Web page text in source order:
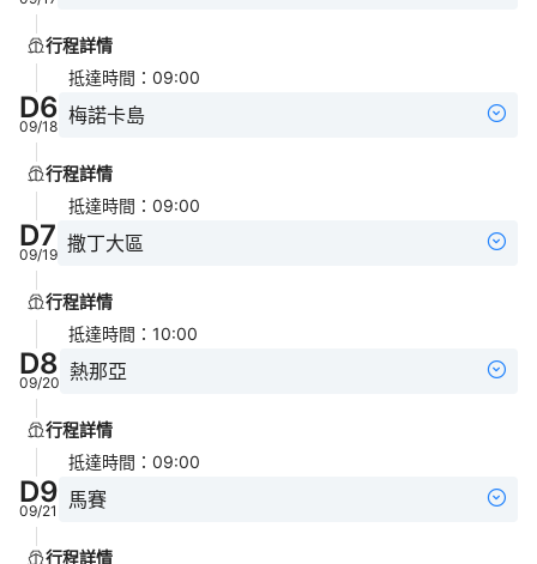
行程詳情
抵達時間 ： 09:00
D6
09/18 梅諾卡島
行程詳情
抵達時間 ： 09:00
D7
09/19 撒丁大區
行程詳情
抵達時間 ： 10:00
D8
09/20 熱那亞
行程詳情
抵達時間 ： 09:00
D9
09/21 馬賽
行程詳情